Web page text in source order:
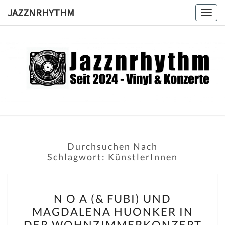
JAZZNRHYTHM
Seit
2024 –
Durchsuchen Nach
Schlagwort: KünstlerInnen
O
A
N O A (& FUBI) UND
MAGDALENA HUONKER IN